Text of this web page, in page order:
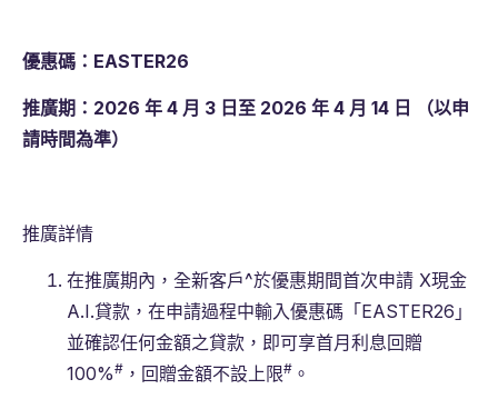
優惠碼：EASTER26
推廣期：2026 年 4 月 3 日至 2026 年 4 月 14 日
（以申
請時間為準）
推廣詳情
在推廣期內，全新客戶^於優惠期間首次申請 X現金
A.I.貸款，在申請過程中輸入優惠碼「EASTER26」
並確認任何金額之貸款，即可享首月利息回贈
100%# ，回贈金額不設上限# 。